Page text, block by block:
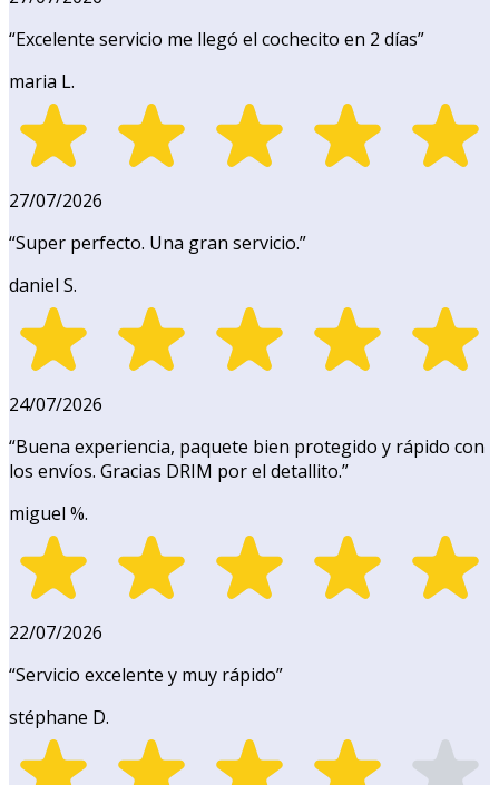
“Excelente servicio me llegó el cochecito en 2 días”
maria L.
27/07/2026
“Super perfecto. Una gran servicio.”
daniel S.
24/07/2026
“Buena experiencia, paquete bien protegido y rápido con
los envíos. Gracias DRIM por el detallito.”
miguel %.
22/07/2026
“Servicio excelente y muy rápido”
stéphane D.